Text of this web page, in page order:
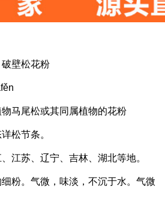
破壁松花粉
物马尾松或其同属植物的花粉
松节条。
江苏、辽宁、吉林、湖北等地。
细粉。气微，味淡，不沉于水。气微